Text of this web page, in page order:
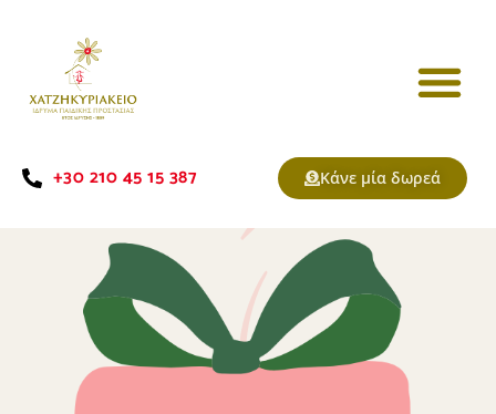
+30 210 45 15 387 Κάνε μία δωρεά